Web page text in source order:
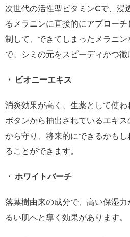
次世代の活性型ビタミンCで、浸
るメラニンに直接的にアプロー
制して、できてしまったメラニン
で、シミの元をスピーディかつ徹
・ ビオニーエキス
消炎効果が高く、生薬として使わ
ボタンから抽出されているエキ
から守り、将来的にできるかも
ることができます。
・ ホワイトバーチ
落葉樹由来の成分で、高い保湿
るい肌へと導く効果があります。